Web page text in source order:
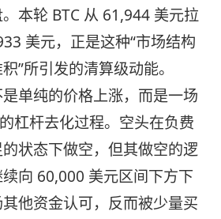
本轮 BTC 从 61,944 美元拉
美元，正是这种“市场结构
”所引发的清算级动能。
单纯的价格上涨，而是一场
杠杆去化过程。空头在负费
状态下做空，但其做空的逻
向 60,000 美元区间下方下
他资金认可，反而被少量买